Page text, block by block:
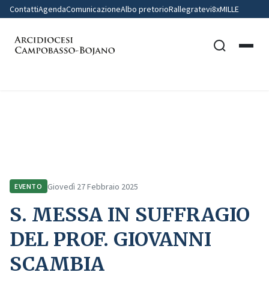
ContattiAgendaComunicazioneAlbo pretorioRallegratevi8xMILLE
EVENTO Giovedì 27 Febbraio 2025
S. MESSA IN SUFFRAGIO
DEL PROF. GIOVANNI
SCAMBIA